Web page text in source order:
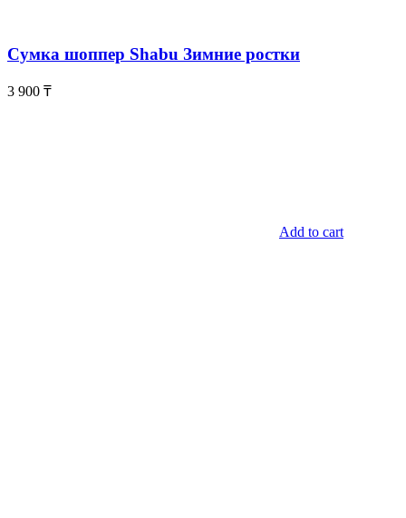
Сумка шоппер Shabu Зимние ростки
3 900 ₸
Add to cart